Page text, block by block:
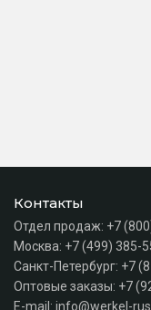
Контакты
Отдел продаж: +7
Москва: +7 (499) 385-
Санкт-Петербург: +7
Оптовые заказы: +7
E-mail: info@werkel-